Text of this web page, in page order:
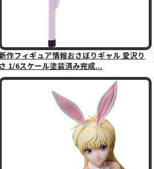
作フィギュア情報おさぼりギャル 愛沢り
さ 1/6スケール塗装済み完成...